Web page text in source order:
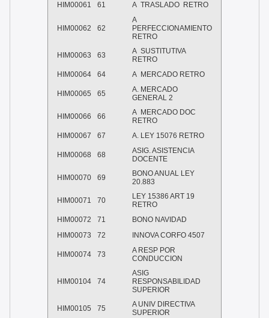
HIM00061
61 A TRASLADO RETRO
HIM00062 62
A
PERFECCIONAMIENTO
RETRO
HIM00063 63
A SUSTITUTIVA
RETRO
HIM00064
64 A MERCADO RETRO
HIM00065 65
A. MERCADO
GENERAL 2
HIM00066 66
A MERCADO DOC
RETRO
HIM00067
67 A. LEY 15076 RETRO
HIM00068 68
ASIG. ASISTENCIA
DOCENTE
HIM00070 69
BONO ANUAL LEY
20.883
HIM00071 70
LEY 15386 ART 19
RETRO
HIM00072
71
BONO NAVIDAD
HIM00073
72 INNOVA CORFO 4507
HIM00074 73
A RESP POR
CONDUCCION
HIM00104 74
ASIG
RESPONSABILIDAD
SUPERIOR
HIM00105 75
A UNIV DIRECTIVA
SUPERIOR